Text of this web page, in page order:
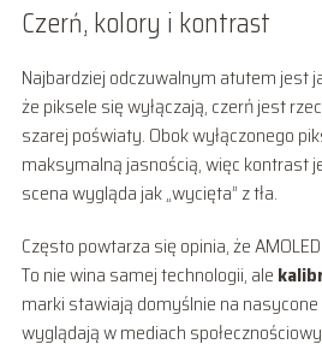
Czerń, kolory i kontrast
Najbardziej odczuwalnym atutem jest
że piksele się wyłączają, czerń jest
szarej poświaty. Obok wyłączonego
maksymalną jasnością, więc kontrast
scena wygląda jak „wycięta” z tła.
Często powtarza się opinia, że
To nie wina samej technologii, ale
marki stawiają domyślnie na
wyglądają w mediach